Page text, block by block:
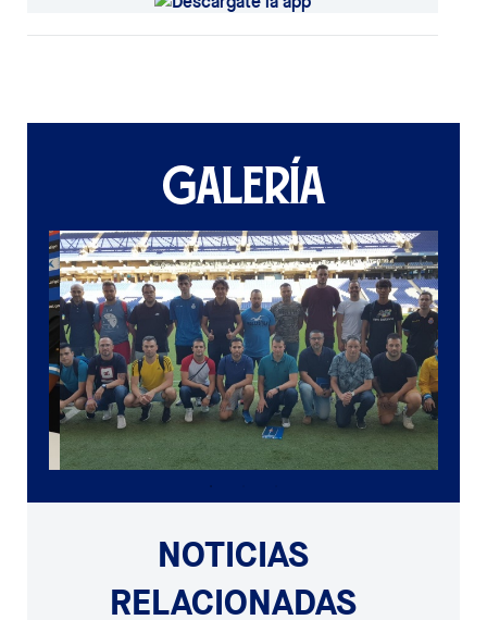
GALERÍA
NOTICIAS
RELACIONADAS